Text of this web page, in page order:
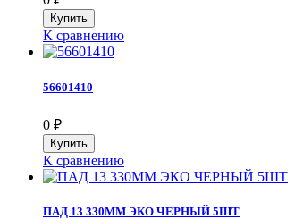
К сравнению
56601410
0 ₽
К сравнению
ПАД 13 330ММ ЭКО ЧЕРНЫЙ 5ШТ